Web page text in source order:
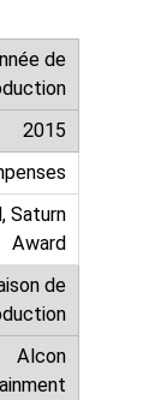
de
2015
Saturn
Award
de
Alcon